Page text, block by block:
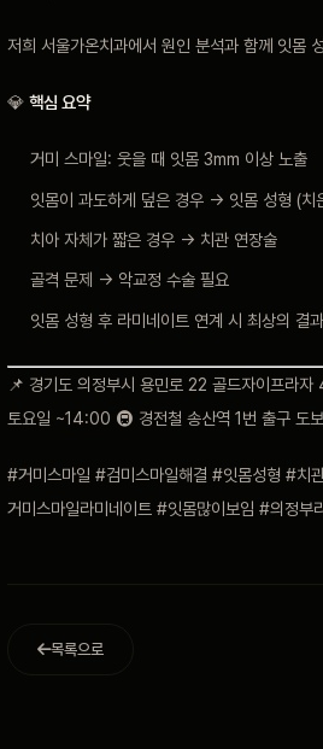
저희 서울가온치과에서 원인 분석과 함께 잇몸
💎 핵심 요약
거미 스마일: 웃을 때 잇몸 3mm 이상 노출
잇몸이 과도하게 덮은 경우 → 잇몸 성형 (치
치아 자체가 짧은 경우 → 치관 연장술
골격 문제 → 악교정 수술 필요
잇몸 성형 후 라미네이트 연계 시 최상의 결과
📌 경기도 의정부시 용민로 22 골드자이프
토요일 ~14:00 🚇 경전철 송산역 1번 출구 도
#거미스마일 #검미스마일해결 #잇몸성형 #치
거미스마일라미네이트 #잇몸많이보임 #의정
목록으로